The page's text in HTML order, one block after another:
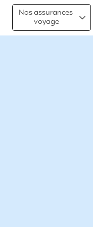
Nos assurances
voyage